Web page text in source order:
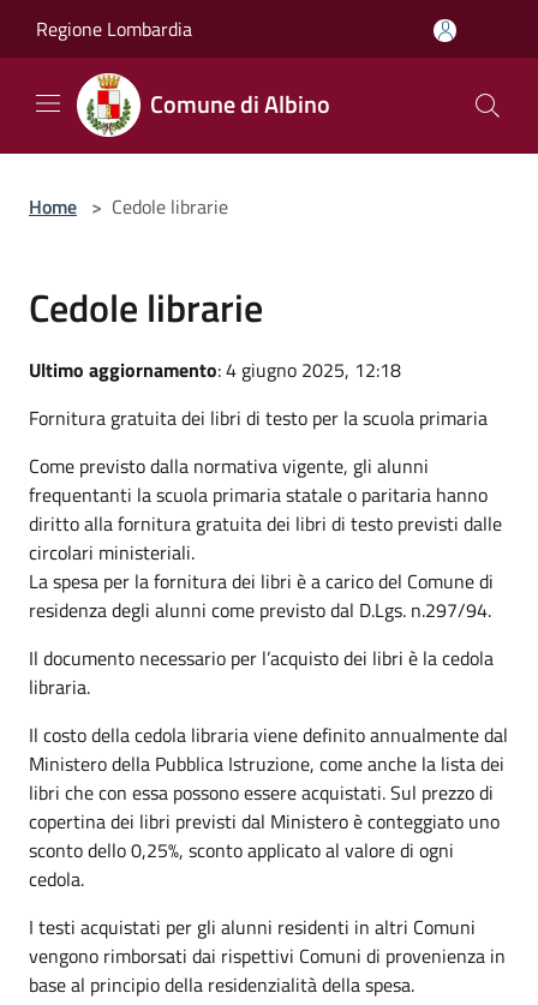
Regione Lombardia
Comune di Albino
Home > Cedole librarie
Cedole librarie
Ultimo aggiornamento: 4 giugno 2025, 12:18
Fornitura gratuita dei libri di testo per la scuola primaria
Come previsto dalla normativa vigente, gli alunni
frequentanti la scuola primaria statale o paritaria hanno
diritto alla fornitura gratuita dei libri di testo previsti dalle
circolari ministeriali.
La spesa per la fornitura dei libri è a carico del Comune di
residenza degli alunni come previsto dal D.Lgs. n.297/94.
Il documento necessario per l’acquisto dei libri è la cedola
libraria.
Il costo della cedola libraria viene definito annualmente dal
Ministero della Pubblica Istruzione, come anche la lista dei
libri che con essa possono essere acquistati. Sul prezzo di
copertina dei libri previsti dal Ministero è conteggiato uno
sconto dello 0,25%, sconto applicato al valore di ogni
cedola.
I testi acquistati per gli alunni residenti in altri Comuni
vengono rimborsati dai rispettivi Comuni di provenienza in
base al principio della residenzialità della spesa.